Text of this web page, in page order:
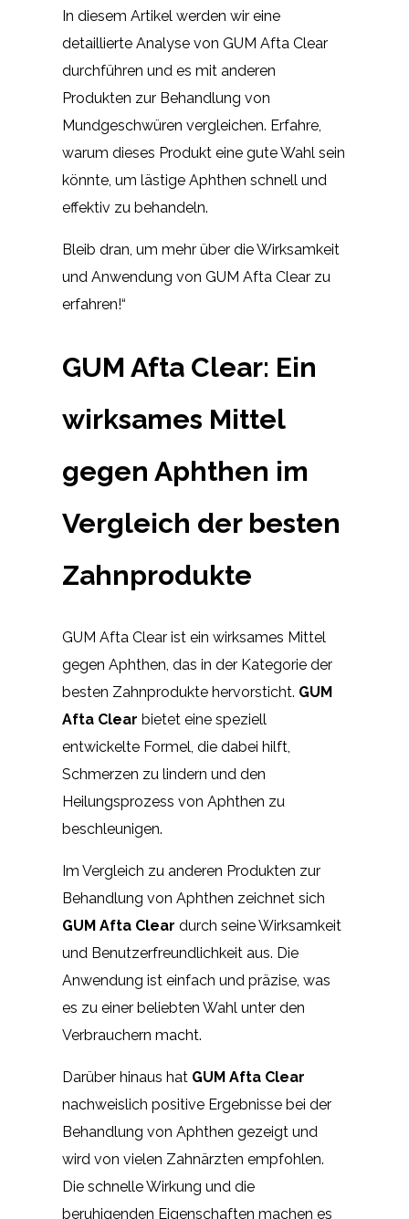
In diesem Artikel werden wir eine
detaillierte Analyse von GUM Afta Clear
durchführen und es mit anderen
Produkten zur Behandlung von
Mundgeschwüren vergleichen. Erfahre,
warum dieses Produkt eine gute Wahl sein
könnte, um lästige Aphthen schnell und
effektiv zu behandeln.
Bleib dran, um mehr über die Wirksamkeit
und Anwendung von GUM Afta Clear zu
erfahren!“
GUM Afta Clear: Ein
wirksames Mittel
gegen Aphthen im
Vergleich der besten
Zahnprodukte
GUM Afta Clear ist ein wirksames Mittel
gegen Aphthen, das in der Kategorie der
besten Zahnprodukte hervorsticht. GUM
Afta Clear bietet eine speziell
entwickelte Formel, die dabei hilft,
Schmerzen zu lindern und den
Heilungsprozess von Aphthen zu
beschleunigen.
Im Vergleich zu anderen Produkten zur
Behandlung von Aphthen zeichnet sich
GUM Afta Clear durch seine Wirksamkeit
und Benutzerfreundlichkeit aus. Die
Anwendung ist einfach und präzise, was
es zu einer beliebten Wahl unter den
Verbrauchern macht.
Darüber hinaus hat GUM Afta Clear
nachweislich positive Ergebnisse bei der
Behandlung von Aphthen gezeigt und
wird von vielen Zahnärzten empfohlen.
Die schnelle Wirkung und die
beruhigenden Eigenschaften machen es